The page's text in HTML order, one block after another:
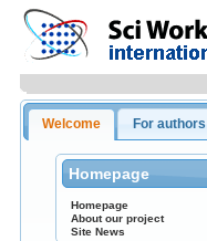
Welcome For authors
Homepage
Homepage
About our project
Site News